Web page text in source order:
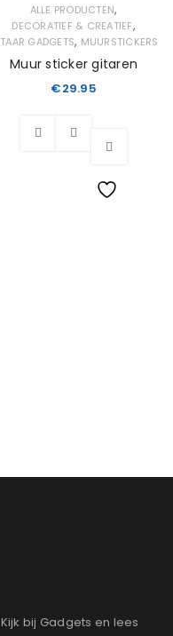
ALLE PRODUCTEN,
DECORATIEF & CREATIEF,
GADGETS, MUURSTICKERS
Muur sticker gitaren
€29.95
bij Gadgets en lees